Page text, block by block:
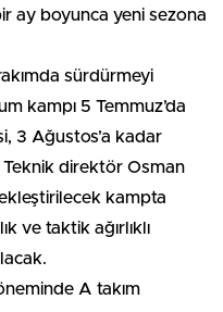
ay boyunca yeni sezona
sürdürmeyi
kampı 5 Temmuz’da
3 Ağustos’a kadar
Teknik direktör Osman
kampta
ve taktik ağırlıklı
A takım